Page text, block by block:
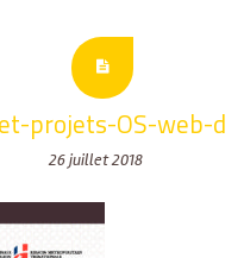
projets-OS-web-d
26 juillet 2018